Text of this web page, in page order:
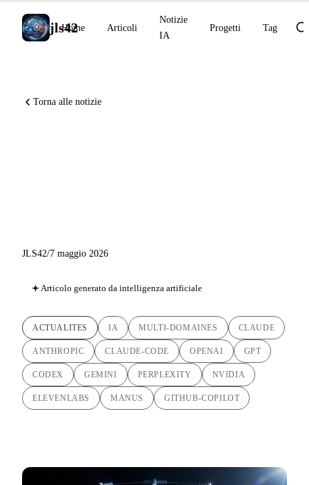
jls42
Home Articoli
Notizie
IA
Progetti Tag
Torna alle notizie
JLS42/7 maggio 2026
Articolo generato da intelligenza artificiale
ACTUALITES IA MULTI-DOMAINES CLAUDE
ANTHROPIC CLAUDE-CODE OPENAI GPT
CODEX GEMINI PERPLEXITY NVIDIA
ELEVENLABS MANUS GITHUB-COPILOT